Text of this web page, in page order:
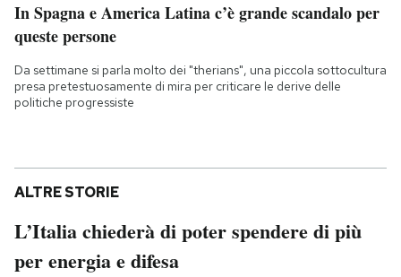
In Spagna e America Latina c’è grande scandalo per
queste persone
Da settimane si parla molto dei "therians", una piccola sottocultura
presa pretestuosamente di mira per criticare le derive delle
politiche progressiste
ALTRE STORIE
L’Italia chiederà di poter spendere di più
per energia e difesa